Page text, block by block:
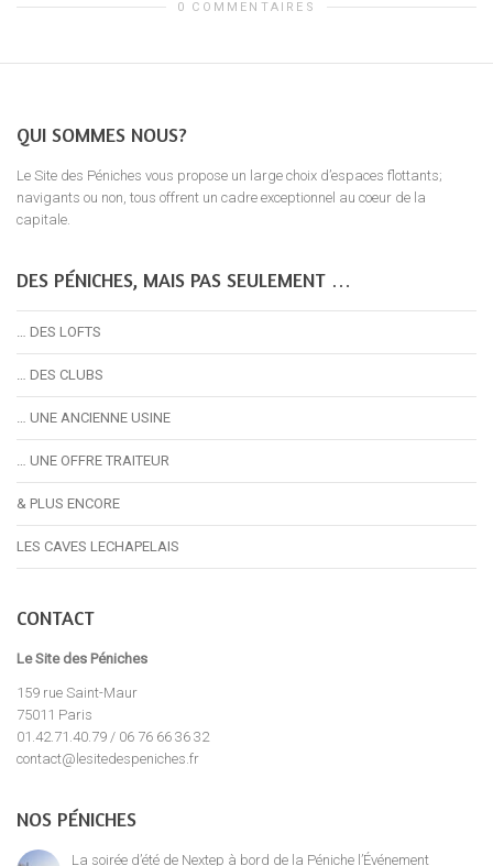
0 COMMENTAIRES
QUI SOMMES NOUS?
Le Site des Péniches vous propose un large choix d’espaces flottants;
navigants ou non, tous offrent un cadre exceptionnel au coeur de la
capitale.
DES PÉNICHES, MAIS PAS SEULEMENT …
… DES LOFTS
… DES CLUBS
… UNE ANCIENNE USINE
… UNE OFFRE TRAITEUR
& PLUS ENCORE
LES CAVES LECHAPELAIS
CONTACT
Le Site des Péniches
159 rue Saint-Maur
75011 Paris
01.42.71.40.79 / 06 76 66 36 32
contact@lesitedespeniches.fr
NOS PÉNICHES
La soirée d’été de Nextep à bord de la Péniche l’Événement